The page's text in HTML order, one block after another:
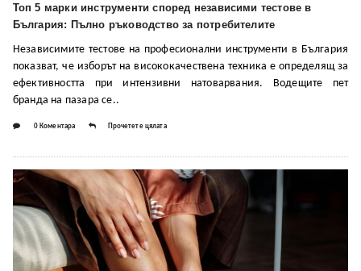
Топ 5 марки инструменти според независими тестове в
България: Пълно ръководство за потребителите
Независимите тестове на професионални инструменти в България
показват, че изборът на висококачествена техника е определящ за
ефективността при интензивни натоварвания. Водещите пет
бранда на пазара се..
0 Коментара Прочетете цялата